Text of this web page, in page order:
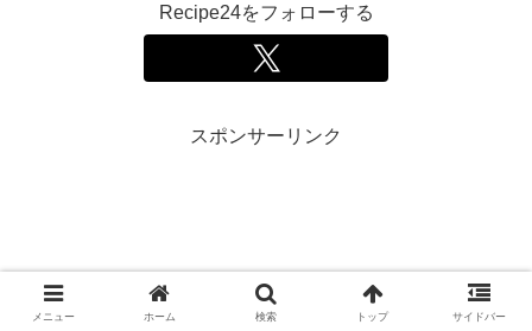
Recipe24をフォローする
スポンサーリンク
メニュー ホーム 検索 トップ サイドバー